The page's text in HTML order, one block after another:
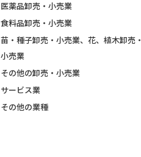
医薬品卸売・小売業
食料品卸売・小売業
苗・種子卸売・小売業、花、植木卸売・
小売業
その他の卸売・小売業
サービス業
その他の業種